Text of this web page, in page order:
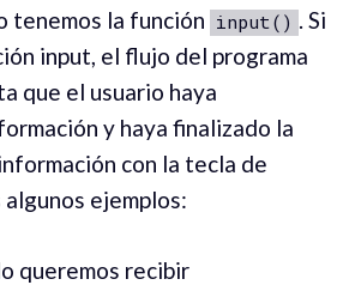
tenemos la función input() . Si
input, el flujo del programa
que el usuario haya
y haya finalizado la
con la tecla de
ejemplos:
queremos recibir